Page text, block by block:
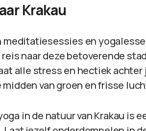
Krakau
meditatiesessies en
reis naar deze betoverende
alle stress en hectiek
van groen en frisse
in de natuur van Krakau is